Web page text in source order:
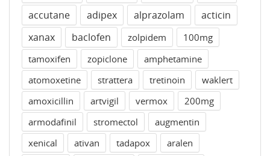
accutane
adipex alprazolam
acticin
xanax
baclofen zolpidem
100mg
tamoxifen
zopiclone
amphetamine
atomoxetine
strattera tretinoin
waklert
amoxicillin
artvigil vermox
200mg
armodafinil
stromectol
augmentin
xenical
ativan tadapox
aralen